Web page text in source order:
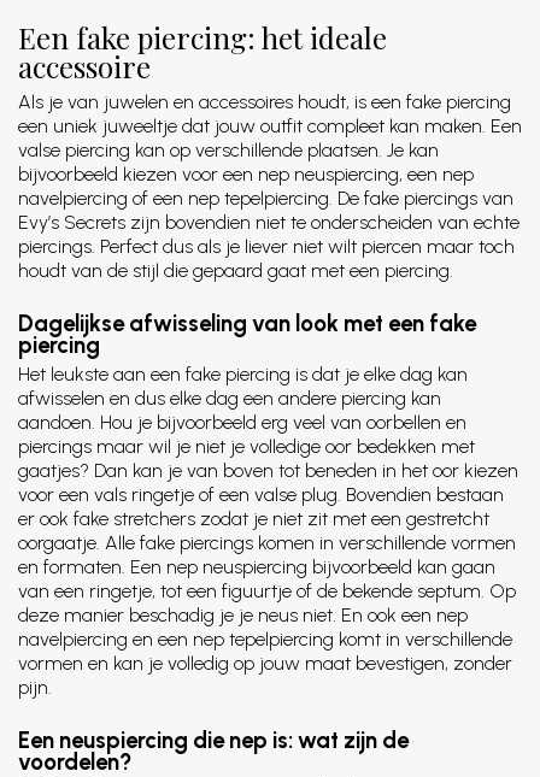
Een fake piercing: het ideale
accessoire
Als je van juwelen en accessoires houdt, is een fake piercing
een uniek juweeltje dat jouw outfit compleet kan maken. Een
valse piercing kan op verschillende plaatsen. Je kan
bijvoorbeeld kiezen voor een nep neuspiercing, een nep
navelpiercing of een nep tepelpiercing. De fake piercings van
Evy’s Secrets zijn bovendien niet te onderscheiden van echte
piercings. Perfect dus als je liever niet wilt piercen maar toch
houdt van de stijl die gepaard gaat met een piercing.
Dagelijkse afwisseling van look met een fake
piercing
Het leukste aan een fake piercing is dat je elke dag kan
afwisselen en dus elke dag een andere piercing kan
aandoen. Hou je bijvoorbeeld erg veel van oorbellen en
piercings maar wil je niet je volledige oor bedekken met
gaatjes? Dan kan je van boven tot beneden in het oor kiezen
voor een vals ringetje of een valse plug. Bovendien bestaan
er ook fake stretchers zodat je niet zit met een gestretcht
oorgaatje. Alle fake piercings komen in verschillende vormen
en formaten. Een nep neuspiercing bijvoorbeeld kan gaan
van een ringetje, tot een figuurtje of de bekende septum. Op
deze manier beschadig je je neus niet. En ook een nep
navelpiercing en een nep tepelpiercing komt in verschillende
vormen en kan je volledig op jouw maat bevestigen, zonder
pijn.
Een neuspiercing die nep is: wat zijn de
voordelen?